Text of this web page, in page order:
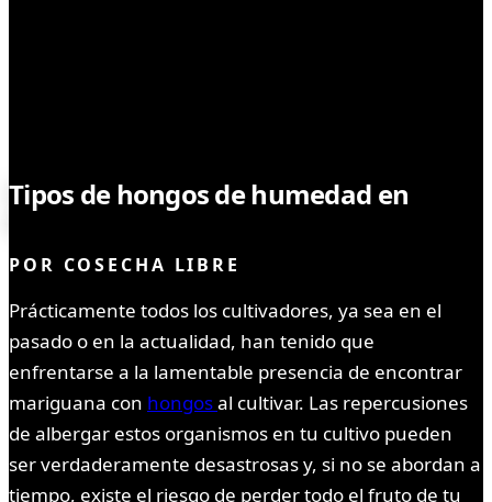
Tipos de hongos de humedad en
cannabis
POR COSECHA LIBRE
Prácticamente todos los cultivadores, ya sea en el
pasado o en la actualidad, han tenido que
enfrentarse a la lamentable presencia de encontrar
mariguana con hongosal cultivar. Las repercusiones
de albergar estos organismos en tu cultivo pueden
ser verdaderamente desastrosas y, si no se abordan a
tiempo, existe el riesgo de perder todo el fruto de tu